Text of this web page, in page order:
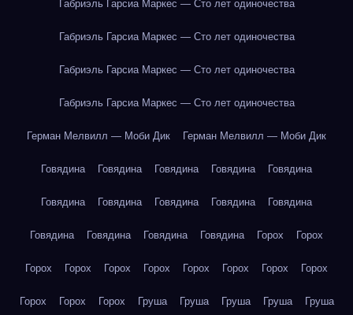
Габриэль Гарсиа Маркес — Сто лет одиночества
Габриэль Гарсиа Маркес — Сто лет одиночества
Габриэль Гарсиа Маркес — Сто лет одиночества
Габриэль Гарсиа Маркес — Сто лет одиночества
Герман Мелвилл — Моби Дик Герман Мелвилл — Моби Дик
Говядина Говядина Говядина Говядина Говядина
Говядина Говядина Говядина Говядина Говядина
Говядина Говядина Говядина Говядина Горох Горох
Горох Горох Горох Горох Горох Горох Горох Горох
Горох Горох Горох Груша Груша Груша Груша Груша